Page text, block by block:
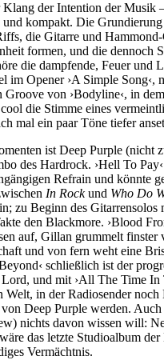
der Intention der Musik
und kompakt. Die
die Gitarre und
formen, und die dennoch
die dampfende, Feuer und
im Opener ›A Simple Song‹,
Groove von ›Bodyline‹, in
die Stimme eines
mal ein paar Töne tiefer
ist Deep Purple (nicht
des Hardrock. ›Hell To
Refrain und könnte
In Rockund Who Do
zu Beginn des Gitarrensolos
den Blackmore. ›Blood
auf, Gillan grummelt finster
und von fern weht eine
schließlich ist der
und mit ›All The Time In
Welt, in der Radiosender
Deep Purple werden.
nichts davon wissen will:
wäre das letzte Studioalbum
Vermächtnis.